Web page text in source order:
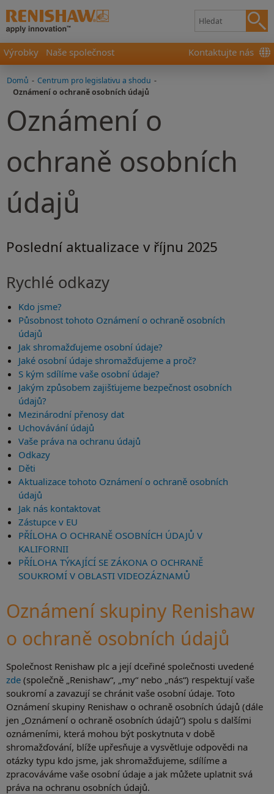
Výrobky Naše společnost Kontaktujte nás
Domů - Centrum pro legislativu a shodu -
Oznámení o ochraně osobních údajů
Oznámení o
ochraně osobních
údajů
Poslední aktualizace v říjnu 2025
Rychlé odkazy
Kdo jsme?
Působnost tohoto Oznámení o ochraně osobních
údajů
Jak shromažďujeme osobní údaje?
Jaké osobní údaje shromažďujeme a proč?
S kým sdílíme vaše osobní údaje?
Jakým způsobem zajišťujeme bezpečnost osobních
údajů?
Mezinárodní přenosy dat
Uchovávání údajů
Vaše práva na ochranu údajů
Odkazy
Děti
Aktualizace tohoto Oznámení o ochraně osobních
údajů
Jak nás kontaktovat
Zástupce v EU
PŘÍLOHA O OCHRANĚ OSOBNÍCH ÚDAJŮ V
KALIFORNII
PŘÍLOHA TÝKAJÍCÍ SE ZÁKONA O OCHRANĚ
SOUKROMÍ V OBLASTI VIDEOZÁZNAMŮ
Oznámení skupiny Renishaw
o ochraně osobních údajů
Společnost Renishaw plc a její dceřiné společnosti uvedené
zde (společně „Renishaw“, „my“ nebo „nás“) respektují vaše
soukromí a zavazují se chránit vaše osobní údaje. Toto
Oznámení skupiny Renishaw o ochraně osobních údajů (dále
jen „Oznámení o ochraně osobních údajů“) spolu s dalšími
oznámeními, která mohou být poskytnuta v době
shromažďování, blíže upřesňuje a vysvětluje odpovědi na
otázky typu kdo jsme, jak shromažďujeme, sdílíme a
zpracováváme vaše osobní údaje a jak můžete uplatnit svá
práva na ochranu osobních údajů.